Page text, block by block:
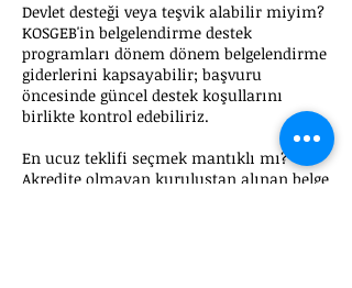
Devlet desteği veya teşvik alabilir miyim?
KOSGEB'in belgelendirme destek
programları dönem dönem belgelendirme
giderlerini kapsayabilir; başvuru
öncesinde güncel destek koşullarını
birlikte kontrol edebiliriz.
En ucuz teklifi seçmek mantıklı mı?
Akredite olmayan kuruluştan alınan belge